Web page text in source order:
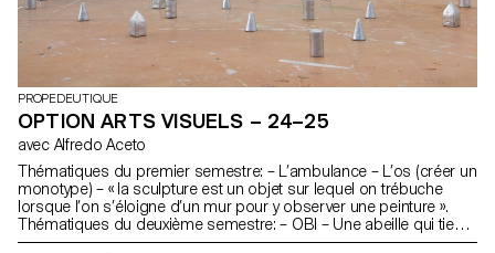
PROPEDEUTIQUE
OPTION ARTS VISUELS – 24–25
avec Alfredo Aceto
Thématiques du premier semestre: – L’ambulance – L’os (créer un
monotype) – « la sculpture est un objet sur lequel on trébuche
lorsque l’on s’éloigne d’un mur pour y observer une peinture ».
Thématiques du deuxième semestre: – OBI – Une abeille qui tient
un panneau signalétique, trouvée en Valais sur la route qui relie